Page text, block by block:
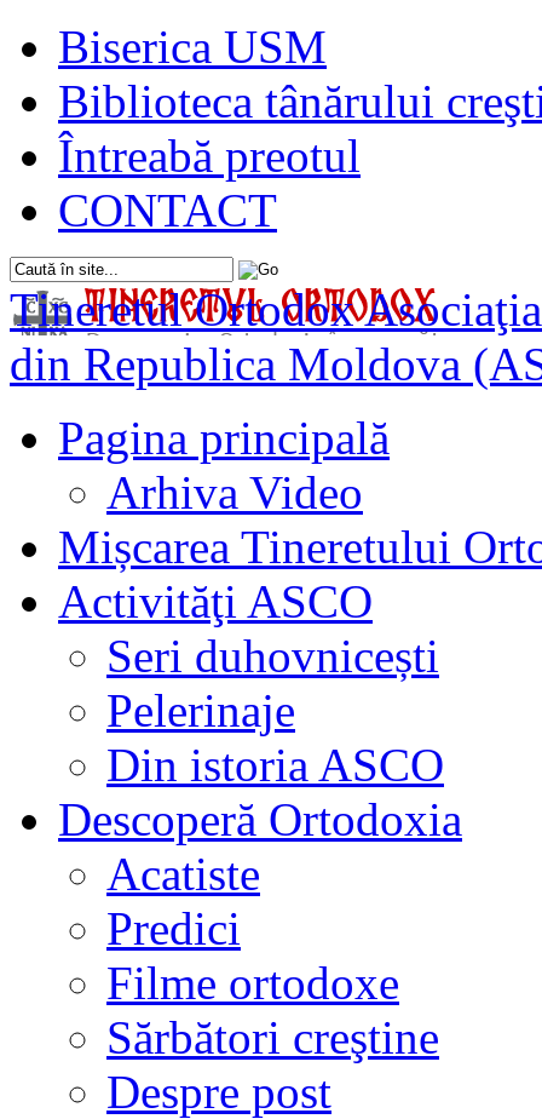
Biserica USM
Biblioteca tânărului
Întreabă preotul
CONTACT
Tineretul Ortodox
din Republica Moldova
Pagina principală
Arhiva Video
Mișcarea Tineretului
Activităţi ASCO
Seri duhovnicești
Pelerinaje
Din istoria ASCO
Descoperă Ortodoxia
Acatiste
Predici
Filme ortodoxe
Sărbători creştine
Despre post